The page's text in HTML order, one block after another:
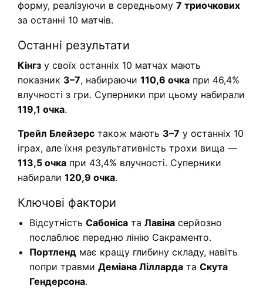
форму, реалізуючи в середньому 7 триочкових
за останні 10 матчів.
Останні результати
Кінгз у своїх останніх 10 матчах мають
показник 3–7, набираючи 110,6 очка при 46,4%
влучності з гри. Суперники при цьому набирали
119,1 очка.
Трейл Блейзерс також мають 3–7 у останніх 10
іграх, але їхня результативність трохи вища —
113,5 очка при 43,4% влучності. Суперники
набирали 120,9 очка.
Ключові фактори
Відсутність Сабоніса та Лавіна серйозно
послаблює передню лінію Сакраменто.
Портленд має кращу глибину складу, навіть
попри травми Деміана Лілларда та Скута
Гендерсона.